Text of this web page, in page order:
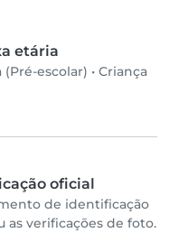
etária
(Pré-escolar) • Criança
oficial
de identificação
verificações de foto.